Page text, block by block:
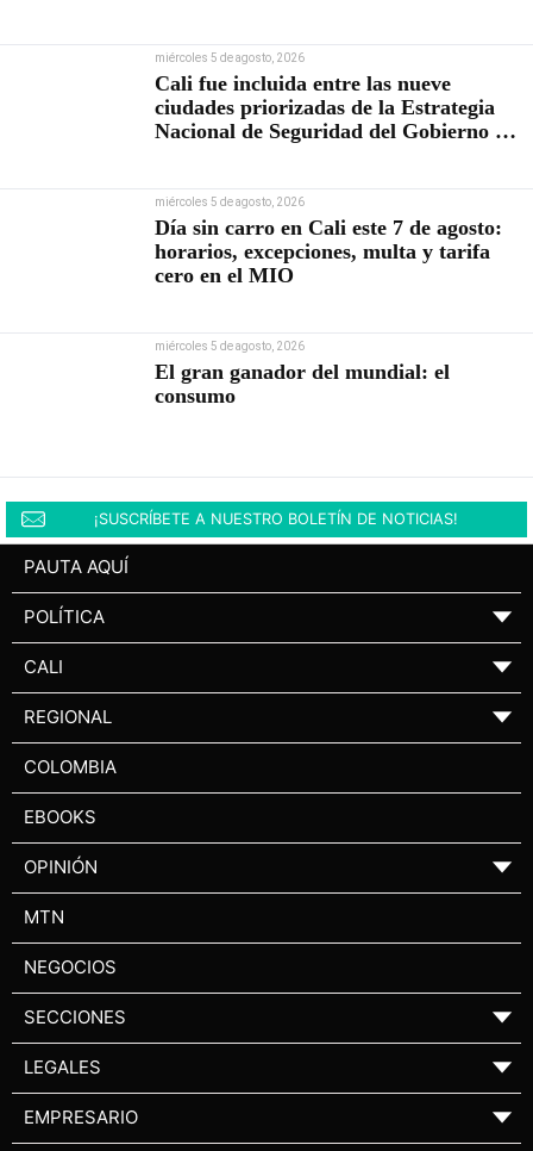
miércoles 5 de agosto, 2026
Cali fue incluida entre las nueve
ciudades priorizadas de la Estrategia
Nacional de Seguridad del Gobierno de
miércoles 5 de agosto, 2026
Día sin carro en Cali este 7 de agosto:
horarios, excepciones, multa y tarifa
cero en el MIO
miércoles 5 de agosto, 2026
El gran ganador del mundial: el
consumo
¡SUSCRÍBETE A NUESTRO BOLETÍN DE NOTICIAS!
PAUTA AQUÍ
POLÍTICA ▼
CALI ▼
REGIONAL ▼
COLOMBIA
EBOOKS
OPINIÓN ▼
MTN
NEGOCIOS
SECCIONES ▼
LEGALES ▼
EMPRESARIO ▼